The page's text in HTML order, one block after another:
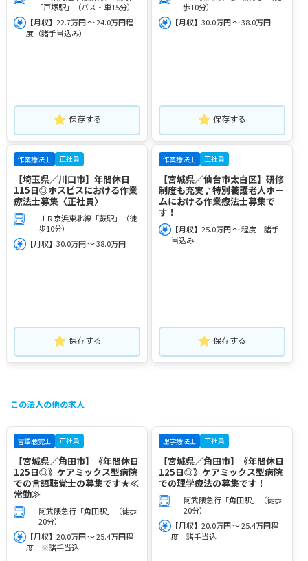
「戸塚駅」（バス・車15分）
【月収】22.7万円 ～ 24.0万円程
度（諸手当込み）
保存する
歩10分）
【月収】30.0万円 ～ 38.0万円
保存する
作業療法士 正社員
【埼玉県／川口市】年間休日
115日◎ホスピスにおける作業
療法士募集〈正社員〉
ＪＲ京浜東北線「蕨駅」（徒
歩10分）
【月収】30.0万円 ～ 38.0万円
保存する
作業療法士 正社員
【宮城県／仙台市太白区】研修
制度も充実♪特別養護老人ホー
ムにおける作業療法士募集で
す！
【月収】25.0万円 ～ 程度 諸手
当込み
保存する
この法人の他の求人
言語聴覚士 正社員
【宮城県／角田市】《年間休日
125日◎》ケアミックス型病院
での言語聴覚士の募集です★≪
常勤≫
阿武隈急行「角田駅」（徒歩
20分）
【月収】20.0万円 ～ 25.4万円程
度 ※諸手当込
理学療法士 正社員
【宮城県／角田市】《年間休日
125日◎》ケアミックス型病院
での理学療法の募集です！
阿武隈急行「角田駅」（徒歩
20分）
【月収】20.0万円 ～ 25.4万円程
度 諸手当込